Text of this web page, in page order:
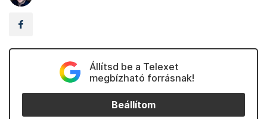
Állítsd be a Telexet
megbízható forrásnak!
Beállítom